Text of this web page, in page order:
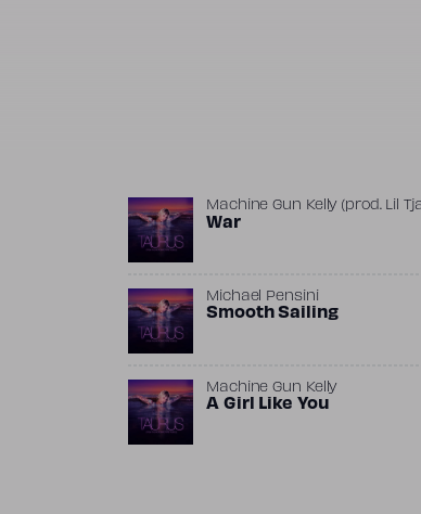
Machine Gun Kelly(prod. Lil
War
Michael Pensini
Smooth Sailing
Machine Gun Kelly
A Girl Like You